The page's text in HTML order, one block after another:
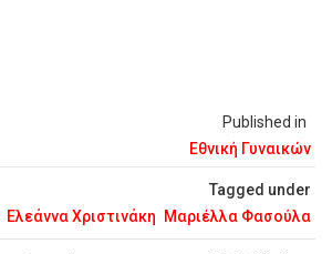
Published in
Εθνική Γυναικών
Tagged under
Ελεάννα Χριστινάκη Μαριέλλα Φασούλα